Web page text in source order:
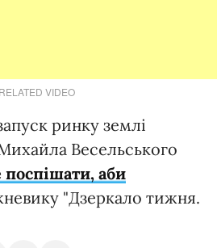
RELATED VIDEO
ринку землі
Весельського
аби
"Дзеркало тижня.